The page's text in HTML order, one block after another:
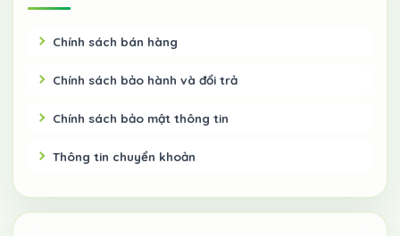
Chính sách bán hàng
Chính sách bảo hành và đổi trả
Chính sách bảo mật thông tin
Thông tin chuyển khoản